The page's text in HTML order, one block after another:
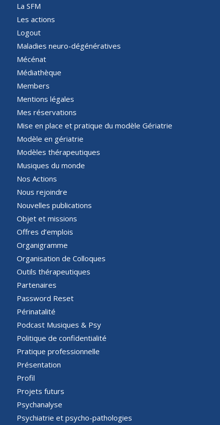
La SFM
Les actions
Logout
Maladies neuro-dégénératives
Mécénat
Médiathèque
Members
Mentions légales
Mes réservations
Mise en place et pratique du modèle Gériatrie
Modèle en gériatrie
Modèles thérapeutiques
Musiques du monde
Nos Actions
Nous rejoindre
Nouvelles publications
Objet et missions
Offres d’emplois
Organigramme
Organisation de Colloques
Outils thérapeutiques
Partenaires
Password Reset
Périnatalité
Podcast Musiques & Psy
Politique de confidentialité
Pratique professionnelle
Présentation
Profil
Projets futurs
Psychanalyse
Psychiatrie et psycho-pathologies